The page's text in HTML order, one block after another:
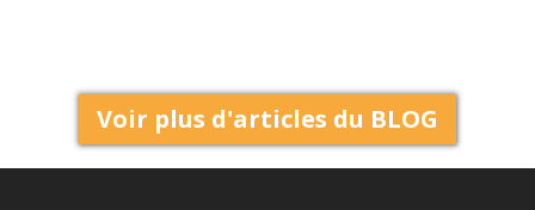
Voir plus d'articles du BLOG